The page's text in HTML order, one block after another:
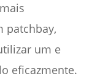
patchbay,
um e
eficazmente.